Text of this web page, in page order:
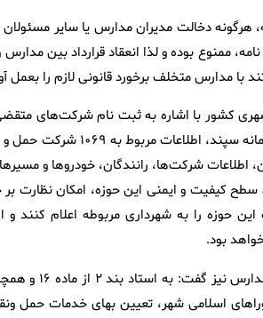
داد: برابر ماده ۲۴ آئین‌نامه، هرگونه دخالت مدیران
ممنوع بوده و لذا انعقاد قرارداد بین
مدارس متخلف برخورد قانونی لازم را بعمل
کشور با اشاره به ثبت نام شرکت‌های
نظارت بر سرویس مدارس،
اطلاعات شرکت‌ها، رانندگان، خودروها و
سطح کیفیت و ایمنی این حوزه، امکان نظارت
حوزه را به شهرداری مربوطه اعلام کنند و
بود.
اسلامی شهر، تعیین بهای خدمات حمل